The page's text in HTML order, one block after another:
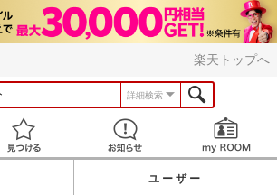
楽天トップへ
詳細検索
見つける お知らせ
ユーザー